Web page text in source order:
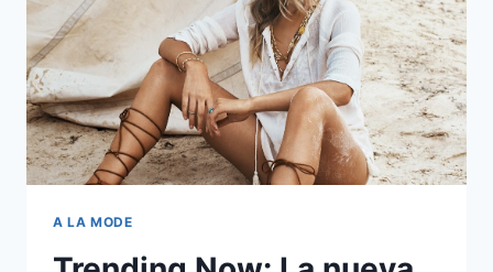
A LA MODE